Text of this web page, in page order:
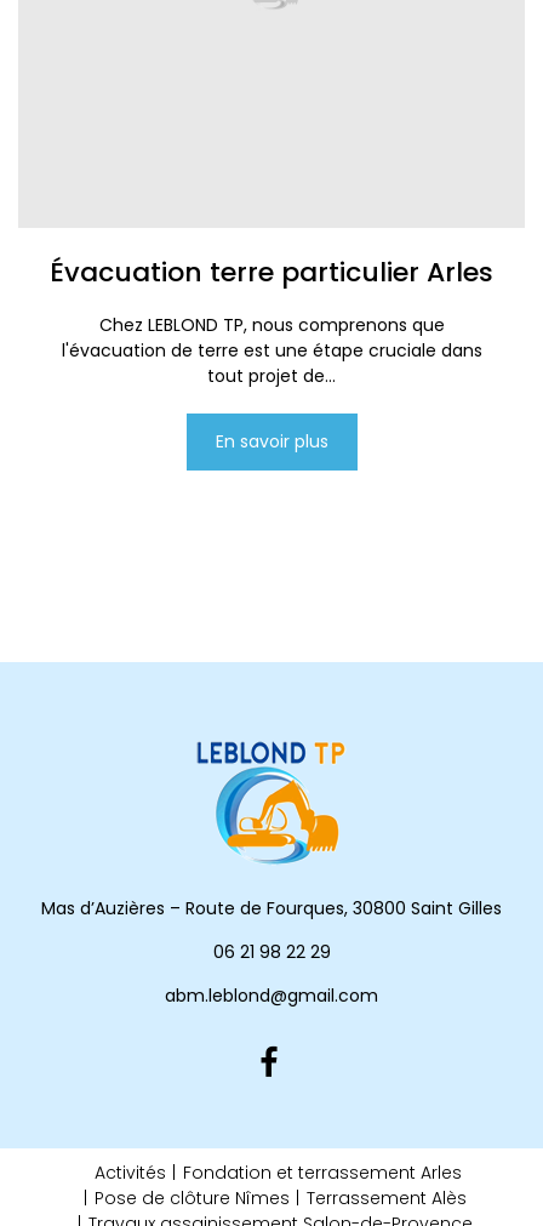
Évacuation terre particulier Arles
Chez LEBLOND TP, nous comprenons que
l'évacuation de terre est une étape cruciale dans
tout projet de...
En savoir plus
Mas d’Auzières – Route de Fourques, 30800 Saint Gilles
06 21 98 22 29
abm.leblond@gmail.com
Activités
Fondation et terrassement Arles
Pose de clôture Nîmes
Terrassement Alès